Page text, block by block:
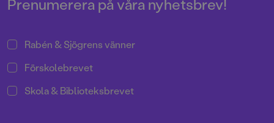
Prenumerera på våra nyhetsbrev!
Rabén & Sjögrens vänner
Förskolebrevet
Skola & Biblioteksbrevet